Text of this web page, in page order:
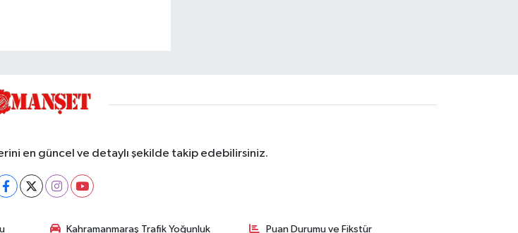
en güncel ve detaylı şekilde takip edebilirsiniz.
Kahramanmaraş Trafik Yoğunluk Puan Durumu ve Fikstür